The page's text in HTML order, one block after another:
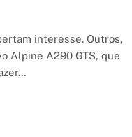
interesse. Outros,
Alpine A290 GTS, que